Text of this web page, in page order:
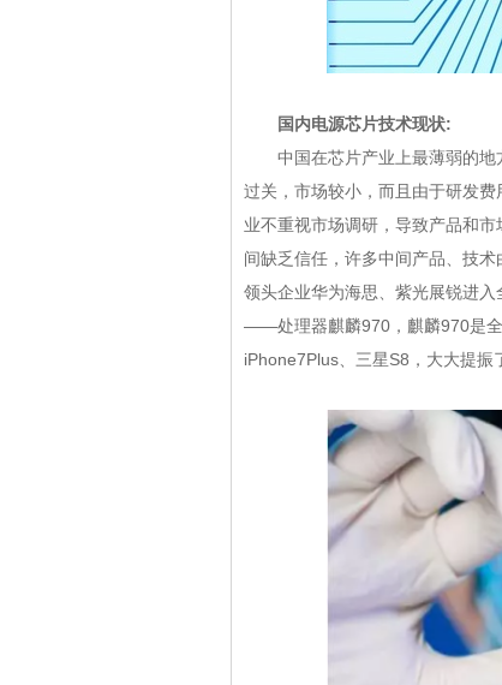
国内电源芯片技术现状:
中国在芯片产业上最薄弱的地
过关，市场较小，而且由于研发
业不重视市场调研，导致产品和
间缺乏信任，许多中间产品、技
领头企业华为海思、紫光展锐进
——处理器麒麟970，麒麟970是全
iPhone7Plus、三星S8，大大提振